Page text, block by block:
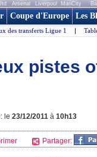
Arsenal Liverpool ManCity
Coupe d'Europe Les
des transferts Ligue 1 |
pistes
le 23/12/2011 à 10h13
Partager: